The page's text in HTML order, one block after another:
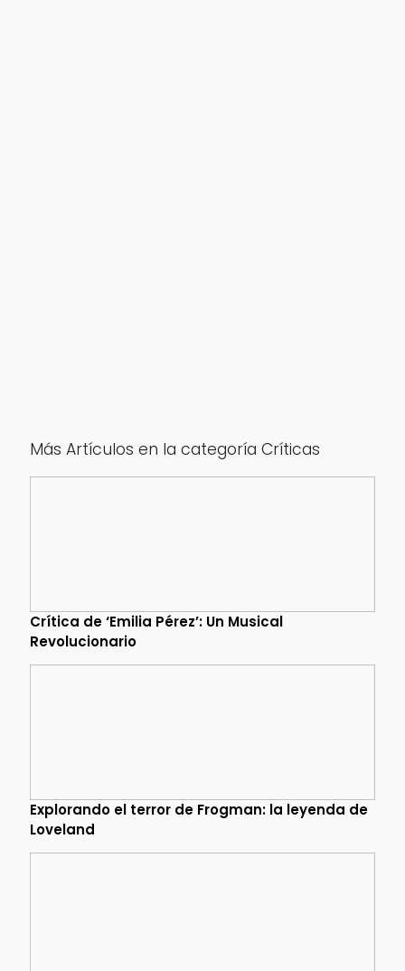
Más Artículos en la categoría Críticas
Crítica de ‘Emilia Pérez’: Un Musical
Revolucionario
Explorando el terror de Frogman: la leyenda de
Loveland